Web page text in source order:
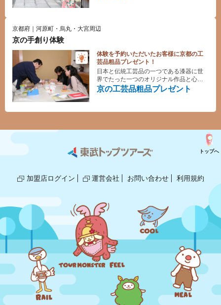
京都府｜河原町・烏丸・大宮周辺
京の手創り体験
体験を予約いただいたお客様に京都の工
芸品粗品プレゼント！
京の工芸品粗品プレゼント
日本と伝統工芸品の一つである漆器に世
界でたった一つのオリジナル作品と心に
残る思い出を創りをお楽しみください。
加盟店ログイン 運営会社 お問い合わせ 利用規約
トップへ